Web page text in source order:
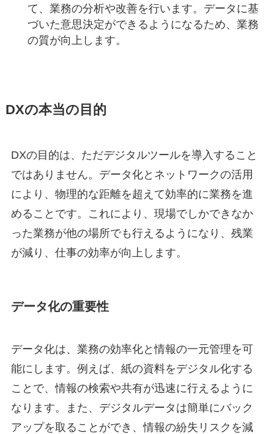
て、業務の分析や改善を行います。データに基
づいた意思決定ができるようになるため、業務
の質が向上します。
DXの本当の目的
DXの目的は、ただデジタルツールを導入すること
ではありません。データ化とネットワークの活用
により、物理的な距離を超えて効率的に業務を進
めることです。これにより、現場でしかできなか
った業務が他の場所でも行えるようになり、残業
が減り、仕事の効率が向上します。
データ化の重要性
データ化は、業務の効率化と情報の一元管理を可
能にします。例えば、紙の資料をデジタル化する
ことで、情報の検索や共有が迅速に行えるように
なります。また、デジタルデータは簡単にバック
アップを取ることができ、情報の紛失リスクを減